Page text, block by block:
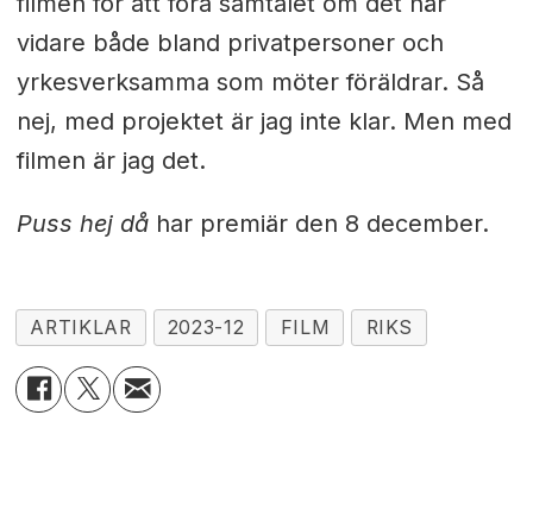
vidare både bland privatpersoner och
yrkesverksamma som möter föräldrar. Så
nej, med projektet är jag inte klar. Men med
filmen är jag det.
Puss hej då har premiär den 8 december.
ARTIKLAR 2023-12 FILM RIKS